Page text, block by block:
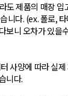
도 제품의 매장 입
니다. (ex. 폴로,
보니 오차가 있을
사양에 따라 실
니다.